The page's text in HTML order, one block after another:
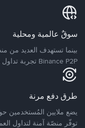
سوقٌ عالمية ومحلية
Binance P2P تجربة تداول عالمية حقيقية وتدعم أكثر من 70 عملة محلية.
طرق دفع مرنة